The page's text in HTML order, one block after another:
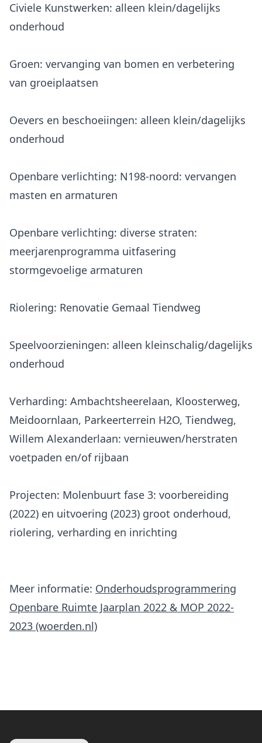
Civiele Kunstwerken: alleen klein/dagelijks
onderhoud
Groen: vervanging van bomen en verbetering
van groeiplaatsen
Oevers en beschoeiingen: alleen klein/dagelijks
onderhoud
Openbare verlichting: N198-noord: vervangen
masten en armaturen
Openbare verlichting: diverse straten:
meerjarenprogramma uitfasering
stormgevoelige armaturen
Riolering: Renovatie Gemaal Tiendweg
Speelvoorzieningen: alleen kleinschalig/dagelijks
onderhoud
Verharding: Ambachtsheerelaan, Kloosterweg,
Meidoornlaan, Parkeerterrein H2O, Tiendweg,
Willem Alexanderlaan: vernieuwen/herstraten
voetpaden en/of rijbaan
Projecten: Molenbuurt fase 3: voorbereiding
(2022) en uitvoering (2023) groot onderhoud,
riolering, verharding en inrichting
Meer informatie: Onderhoudsprogrammering
Openbare Ruimte Jaarplan 2022 & MOP 2022-
2023 (woerden.nl)